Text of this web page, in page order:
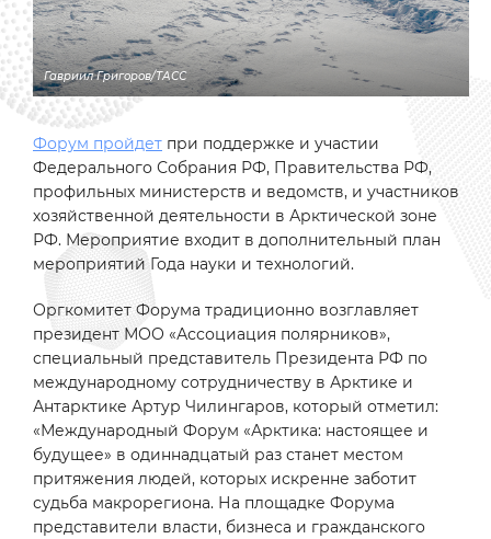
Гавриил Григоров/ТАСС
Форум пройдет при поддержке и участии
Федерального Собрания РФ, Правительства РФ,
профильных министерств и ведомств, и участников
хозяйственной деятельности в Арктической зоне
РФ. Мероприятие входит в дополнительный план
мероприятий Года науки и технологий.
Оргкомитет Форума традиционно возглавляет
президент МОО «Ассоциация полярников»,
специальный представитель Президента РФ по
международному сотрудничеству в Арктике и
Антарктике Артур Чилингаров, который отметил:
«Международный Форум «Арктика: настоящее и
будущее» в одиннадцатый раз станет местом
притяжения людей, которых искренне заботит
судьба макрорегиона. На площадке Форума
представители власти, бизнеса и гражданского